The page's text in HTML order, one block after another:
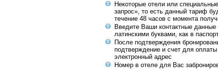
Некоторые отели или
запрос», то есть данный тариф
течение 48 часов с момента
Введите Ваши контактные данные
латинскими буквами, как в
После подтверждения
подтверждение и счет для
электронный адрес
Номер в отеле для Вас